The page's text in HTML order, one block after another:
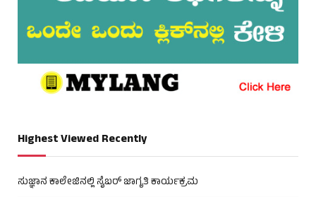
Highest Viewed Recently
ಸುಜ್ಞಾನ ಕಾಲೇಜಿನಲ್ಲಿ ಸೈಬರ್ ಜಾಗೃತಿ ಕಾರ್ಯಕ್ರಮ